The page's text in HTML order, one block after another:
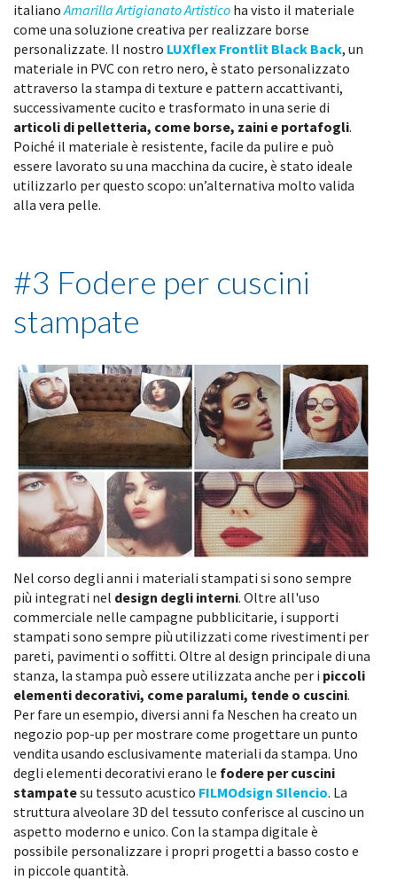
italianoAmarilla Artigianato Artistico ha visto il materiale
come una soluzione creativa per realizzare borse
personalizzate. Il nostro LUXflex Frontlit Black Back, un
materiale in PVC con retro nero, è stato personalizzato
attraverso la stampa di texture e pattern accattivanti,
successivamente cucito e trasformato in una serie di
articoli di pelletteria, come borse, zaini e portafogli.
Poiché il materiale è resistente, facile da pulire e può
essere lavorato su una macchina da cucire, è stato ideale
utilizzarlo per questo scopo: un’alternativa molto valida
alla vera pelle.
#3 Fodere per cuscini
stampate
Nel corso degli anni i materiali stampati si sono sempre
più integrati nel design degli interni. Oltre all'uso
commerciale nelle campagne pubblicitarie, i supporti
stampati sono sempre più utilizzati come rivestimenti per
pareti, pavimenti o soffitti. Oltre al design principale di una
stanza, la stampa può essere utilizzata anche per i piccoli
elementi decorativi, come paralumi, tende o cuscini.
Per fare un esempio, diversi anni fa Neschen ha creato un
negozio pop-up per mostrare come progettare un punto
vendita usando esclusivamente materiali da stampa. Uno
degli elementi decorativi erano le fodere per cuscini
stampatesu tessuto acustico FILMOdsign SIlencio. La
struttura alveolare 3D del tessuto conferisce al cuscino un
aspetto moderno e unico. Con la stampa digitale è
possibile personalizzare i propri progetti a basso costo e
in piccole quantità.